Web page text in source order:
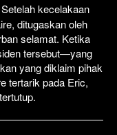
kecelakaan
ditugaskan oleh
selamat. Ketika
tersebut—yang
yang diklaim pihak
tertarik pada Eric,